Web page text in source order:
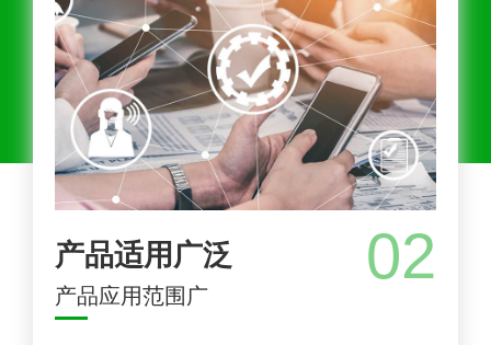
产品适用广泛
产品应用范围广
02